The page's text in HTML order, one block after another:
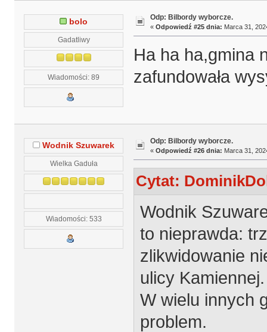
bolo
Gadatliwy
Wiadomości: 89
Odp: Bilbordy wyborcze.
« Odpowiedź #25 dnia: Marca 31,
Ha ha ha,gmina
zafundowała
Wodnik Szuwarek
Wielka Gaduła
Wiadomości: 533
Odp: Bilbordy wyborcze.
« Odpowiedź #26 dnia: Marca 31,
Cytat:
Wodnik
to nieprawda:
zlikwidowanie
ulicy Kamiennej.
W wielu innych
problem.